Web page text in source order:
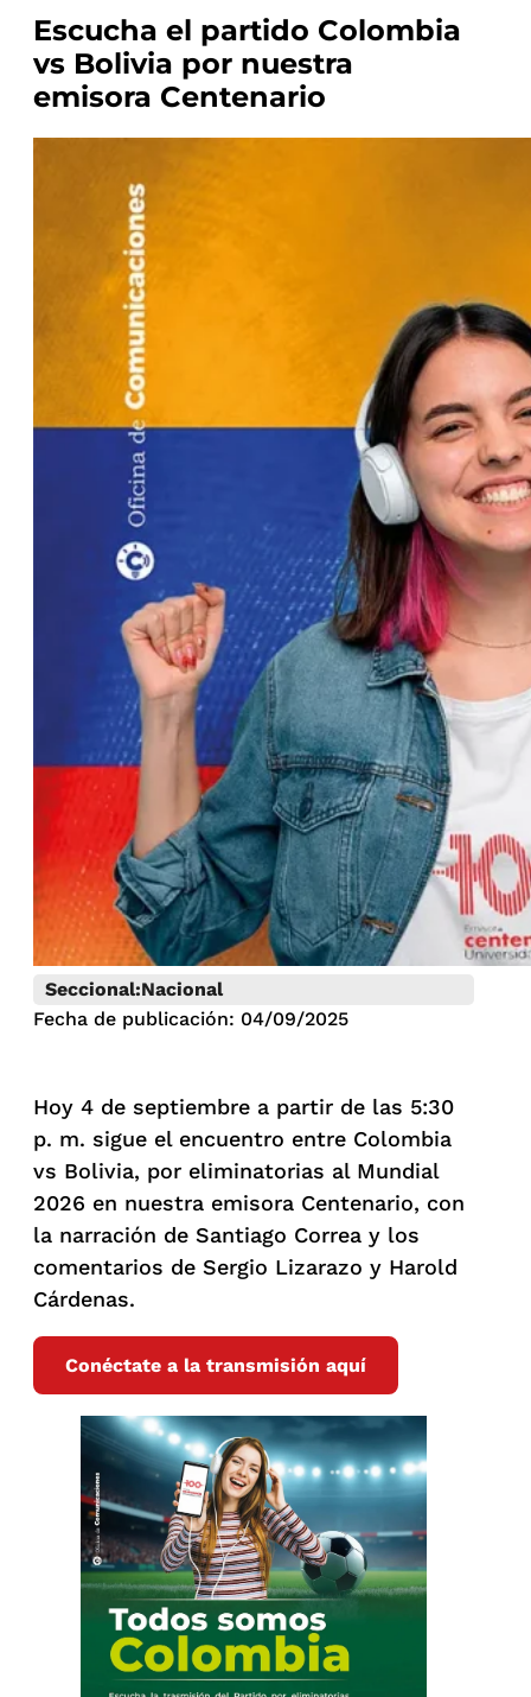
Escucha el partido Colombia
vs Bolivia por nuestra
emisora Centenario
Seccional:Nacional
Fecha de publicación: 04/09/2025
Hoy 4 de septiembre a partir de las 5:30
p. m. sigue el encuentro entre Colombia
vs Bolivia, por eliminatorias al Mundial
2026 en nuestra emisora Centenario, con
la narración de Santiago Correa y los
comentarios de Sergio Lizarazo y Harold
Cárdenas.
Conéctate a la transmisión aquí